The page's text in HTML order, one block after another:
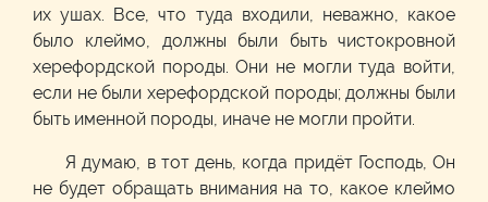
их ушах. Все, что туда входили, неважно, какое
было клеймо, должны были быть чистокровной
херефордской породы. Они не могли туда войти,
если не были херефордской породы; должны были
быть именной породы, иначе не могли пройти.
Я думаю, в тот день, когда придёт Господь, Он
не будет обращать внимания на то, какое клеймо